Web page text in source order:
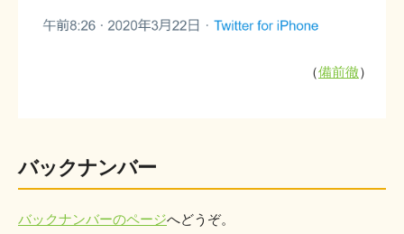
（備前徹）
バックナンバー
バックナンバーのページへどうぞ。